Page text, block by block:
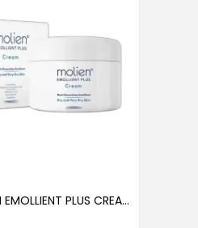
ASSOS MOLIEN EMOLLIENT PLUS CREAM 300ML